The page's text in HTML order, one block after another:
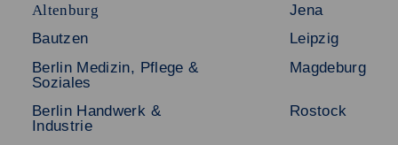
Stellenangebote
Initiativ bewerben
Merkzettel
Standorte
Referenzen
Interne Jobs
Altenburg
Bautzen
Berlin Medizin, Pflege &
Soziales
Berlin Handwerk &
Industrie
Jena
Leipzig
Magdeburg
Rostock